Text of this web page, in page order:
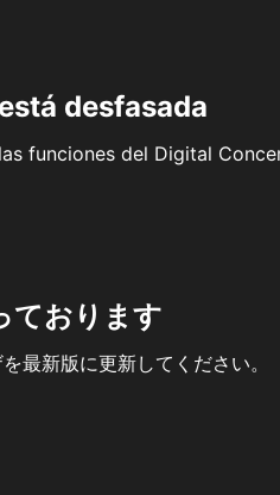
desfasada
funciones del Digital
ております
最新版に更新してください。